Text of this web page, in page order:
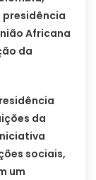
presidência
Africana
da
da
sociais,
um